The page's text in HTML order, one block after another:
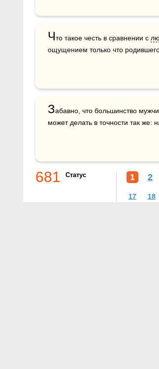
Что такое честь в сравнении с
ощущением только что
Забавно, что большинство
может делать в точности так же:
681 Статус 1 2
17 18